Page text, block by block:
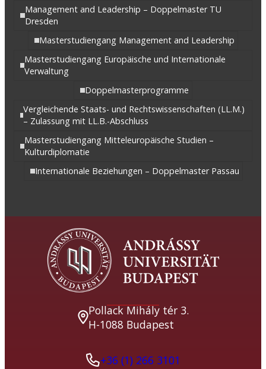
Management and Leadership – Doppelmaster TU
Dresden
Masterstudiengang Management and Leadership
Masterstudiengang Europäische und Internationale
Verwaltung
Doppelmasterprogramme
Vergleichende Staats- und Rechtswissenschaften (LL.M.)
– Zulassung mit LL.B.-Abschluss
Masterstudiengang Mitteleuropäische Studien –
Kulturdiplomatie
Internationale Beziehungen – Doppelmaster Passau
Pollack Mihály tér 3.
H-1088 Budapest
+36 (1) 266 3101